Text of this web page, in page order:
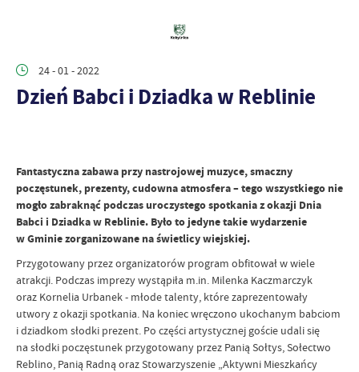
24 - 01 - 2022
Dzień Babci i Dziadka w Reblinie
Fantastyczna zabawa przy nastrojowej muzyce, smaczny
poczęstunek, prezenty, cudowna atmosfera – tego wszystkiego nie
mogło zabraknąć podczas uroczystego spotkania z okazji Dnia
Babci i Dziadka w Reblinie. Było to jedyne takie wydarzenie
w Gminie zorganizowane na świetlicy wiejskiej.
Przygotowany przez organizatorów program obfitował w wiele
atrakcji. Podczas imprezy wystąpiła m.in. Milenka Kaczmarczyk
oraz Kornelia Urbanek - młode talenty, które zaprezentowały
utwory z okazji spotkania. Na koniec wręczono ukochanym babciom
i dziadkom słodki prezent. Po części artystycznej goście udali się
na słodki poczęstunek przygotowany przez Panią Sołtys, Sołectwo
Reblino, Panią Radną oraz Stowarzyszenie „Aktywni Mieszkańcy